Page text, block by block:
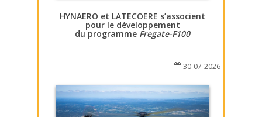
HYNAERO et LATECOERE s’associent
pour le développement
du programme Fregate-F100
30-07-2026